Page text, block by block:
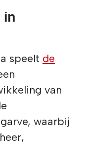
in
speelt de
van
waarbij